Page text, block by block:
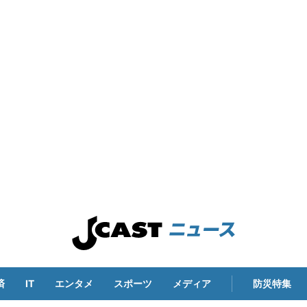
IT エンタメ スポーツ メディア 防災特集